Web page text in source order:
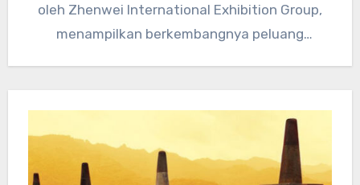
oleh Zhenwei International Exhibition Group,
menampilkan berkembangnya peluang